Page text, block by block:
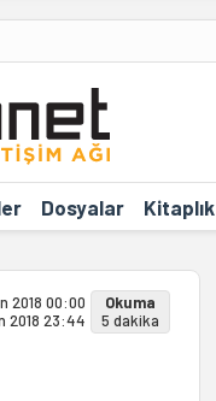
Dosyalar Kitaplık
2018 00:00
2018 23:44
Okuma
5 dakika